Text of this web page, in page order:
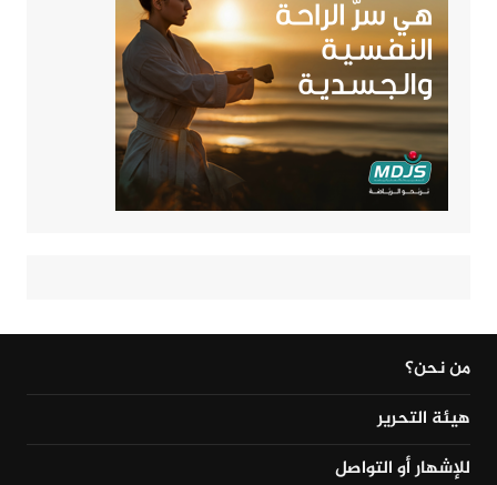
من نحن؟
هيئة التحرير
للإشهار أو التواصل